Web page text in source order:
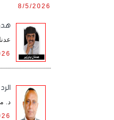
8/5/2026
د.